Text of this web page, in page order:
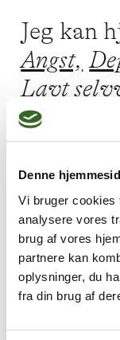
Denne
Vi bruger cookies
analysere vores
brug af vores
partnere kan
oplysninger, du
fra din brug af
Jeg kan
Angst,
Lavt
Jeg
Kognitiv